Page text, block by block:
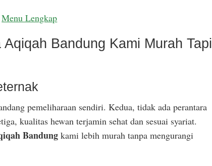
Menu Lengkap
Bandung Kami Murah Tapi
pemeliharaan sendiri. Kedua, tidak ada perantara
kualitas hewan terjamin sehat dan sesuai syariat.
Bandungkami lebih murah tanpa mengurangi